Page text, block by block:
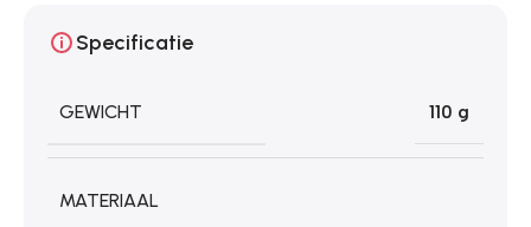
Specificatie
GEWICHT 110 g
MATERIAAL